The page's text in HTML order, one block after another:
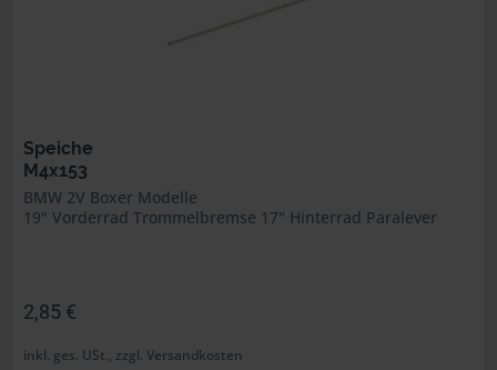
Speiche
M4x153
BMW 2V Boxer Modelle
19" Vorderrad Trommelbremse 17" Hinterrad Paralever
2,85 €
inkl. ges. USt., zzgl. Versandkosten